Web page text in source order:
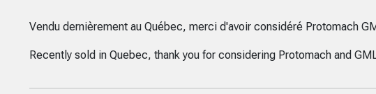
Vendu dernièrement au Québec, merci d'avoir considéré Protomach
Recently sold in Quebec, thank you for considering Protomach and